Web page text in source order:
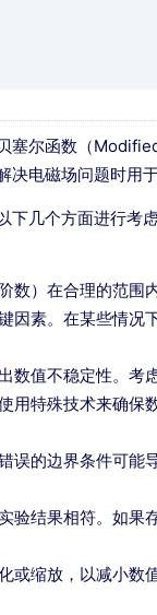
塞尔函数（
决电磁场问题时用
下几个方面进行考
数）在合理的范围
因素。在某些情况
数值不稳定性。考
用特殊技术来确保
误的边界条件可能
验结果相符。如
或缩放，以减小数